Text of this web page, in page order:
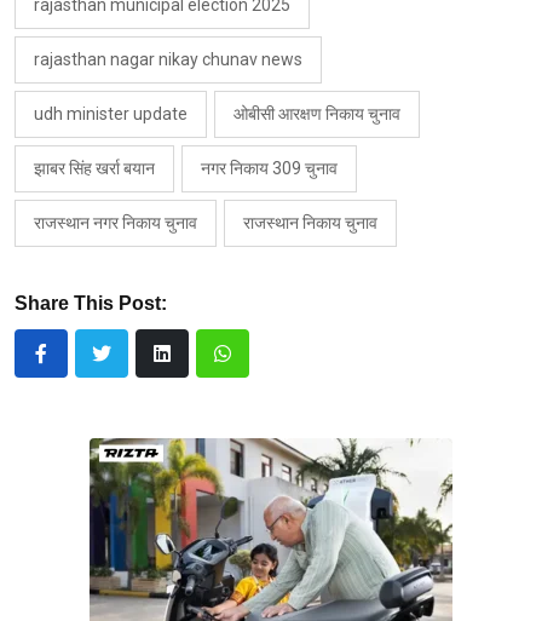
rajasthan municipal election 2025
rajasthan nagar nikay chunav news
udh minister update ओबीसी आरक्षण निकाय चुनाव
झाबर सिंह खर्रा बयान नगर निकाय 309 चुनाव
राजस्थान नगर निकाय चुनाव राजस्थान निकाय चुनाव
Share This Post: